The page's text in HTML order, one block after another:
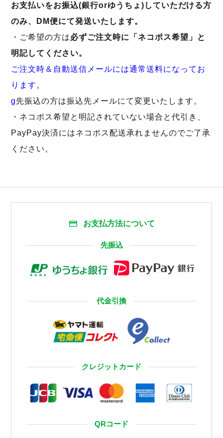
お支払いをお振込(銀行orゆうちょ)していただける方
のみ、DM便にて発送いたします。
・ご希望の方は必ずご注文時に「ネコポス希望」と
明記してください。
ご注文時＆自動送信メールには通常送料になってお
ります。
g先振込の方は振込先メールにて変更いたします。
・ネコポス希望と明記されていない場合と代引き、
PayPay決済にはネコポス配送承れませんのでご了承
ください。
お支払方法について
先振込
代金引換
クレジットカード
QRコード